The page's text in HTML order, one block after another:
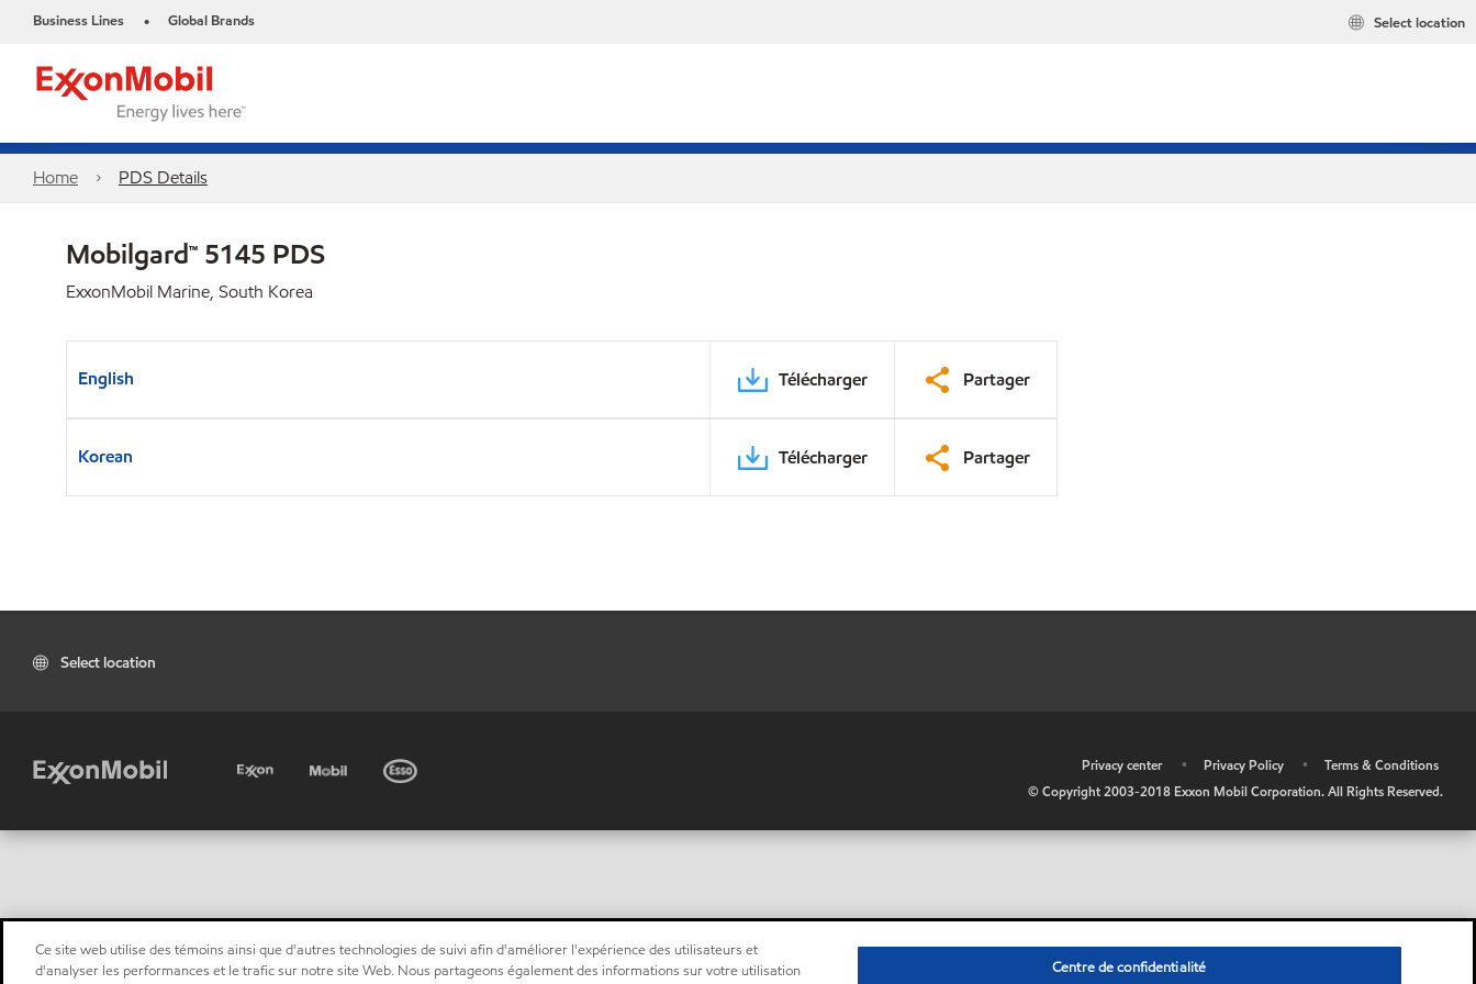
Business Lines • Global Brands Select location
Home PDS Details
Mobilgard™ 5145 PDS
ExxonMobil Marine, South Korea
English Télécharger Partager
Korean Télécharger Partager
Select location
Privacy center • Privacy Policy •
Terms & Conditions
© Copyright 2003-2018 Exxon Mobil Corporation. All Rights Reserved.
Ce site web utilise des témoins ainsi que d'autres technologies de suivi afin d'améliorer l'expérience des utilisateurs et
d'analyser les performances et le trafic sur notre site Web. Nous partageons également des informations sur votre utilisation
Centre de confidentialité